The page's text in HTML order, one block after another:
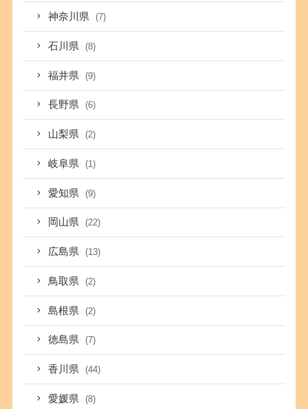
神奈川県 (7)
石川県 (8)
福井県 (9)
長野県 (6)
山梨県 (2)
岐阜県 (1)
愛知県 (9)
岡山県 (22)
広島県 (13)
鳥取県 (2)
島根県 (2)
徳島県 (7)
香川県 (44)
愛媛県 (8)